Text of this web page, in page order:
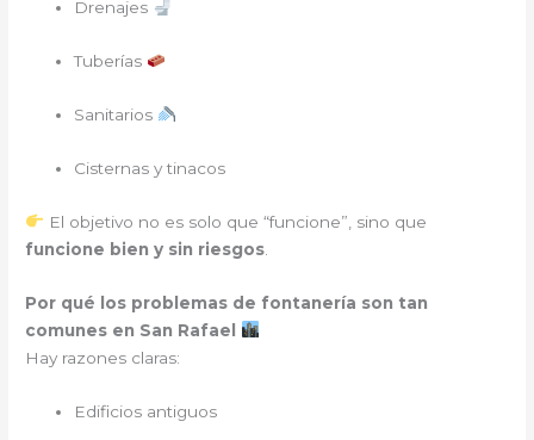
Drenajes
Tuberías
Sanitarios
Cisternas y tinacos
El objetivo no es solo que “funcione”, sino que
funcione bien y sin riesgos
Por qué los problemas de fontanería son tan
comunes en San Rafael
Hay razones claras:
Edificios antiguos